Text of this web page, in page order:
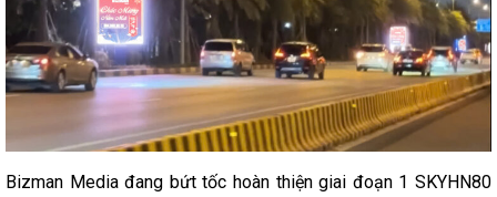
Bizman Media đang bứt tốc hoàn thiện giai đoạn 1 SKYHN80